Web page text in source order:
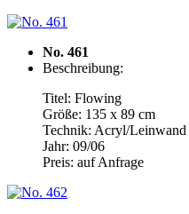
No. 461
Beschreibung:
Titel: Flowing
Größe: 135 x 89 cm
Technik: Acryl/Leinwand
Jahr: 09/06
Preis: auf Anfrage